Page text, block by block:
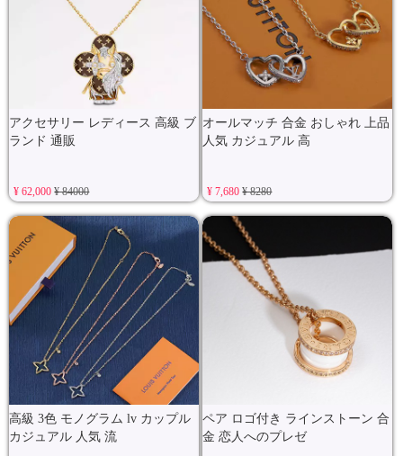
アクセサリー レディース 高級 ブ
ランド 通販
¥ 62,000¥ 84000
オールマッチ 合金 おしゃれ 上品
人気 カジュアル 高
¥ 7,680¥ 8280
高級 3色 モノグラム lv カップル
カジュアル 人気 流
ペア ロゴ付き ラインストーン 合
金 恋人へのプレゼ